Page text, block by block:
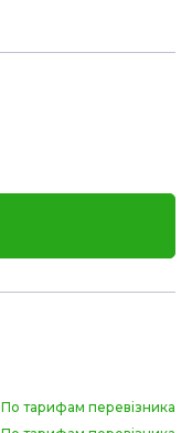
По тарифам перевізника